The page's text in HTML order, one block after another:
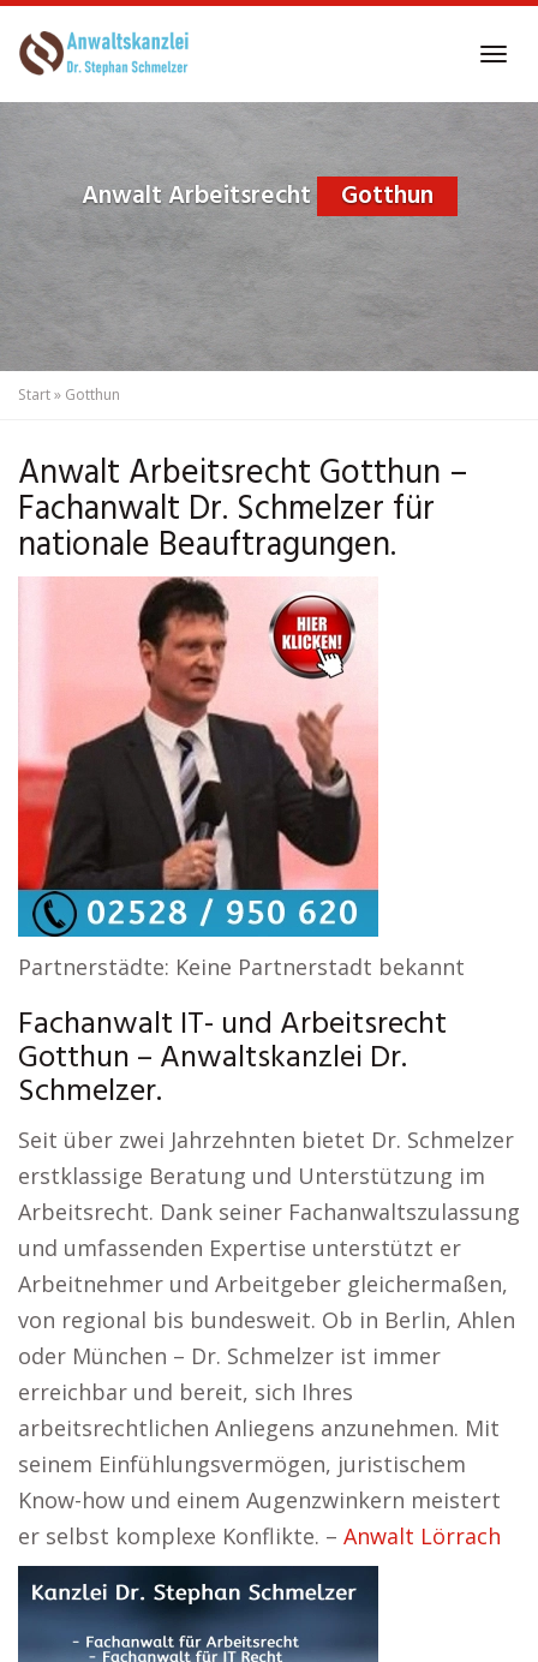
to
Anwalt Arbeitsrecht Gotthun
Start» Gotthun
Anwalt Arbeitsrecht Gotthun –
Fachanwalt Dr. Schmelzer für
nationale Beauftragungen.
Partnerstädte: Keine Partnerstadt bekannt
Fachanwalt IT- und Arbeitsrecht
Gotthun – Anwaltskanzlei Dr.
Schmelzer.
Seit über zwei Jahrzehnten bietet Dr. Schmelzer
erstklassige Beratung und Unterstützung im
Arbeitsrecht. Dank seiner Fachanwaltszulassung
und umfassenden Expertise unterstützt er
Arbeitnehmer und Arbeitgeber gleichermaßen,
von regional bis bundesweit. Ob in Berlin, Ahlen
oder München – Dr. Schmelzer ist immer
erreichbar und bereit, sich Ihres
arbeitsrechtlichen Anliegens anzunehmen. Mit
seinem Einfühlungsvermögen, juristischem
Know-how und einem Augenzwinkern meistert
er selbst komplexe Konflikte. – Anwalt Lörrach